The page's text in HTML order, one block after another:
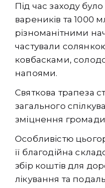
Під час заходу
вареників та 1000
різноманітними
частували
ковбасками,
напоями.
Святкова трапеза
загального
зміцнення
Особливістю
її благодійна
збір коштів для
лікування та